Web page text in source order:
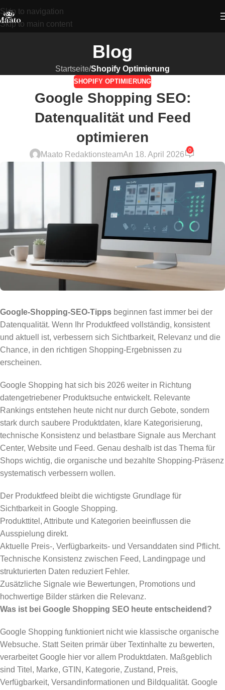
Skip to navigation
Skip to main content
Blog
Startseite/Shopify Optimierung
SHOPIFY OPTIMIERUNG
Google Shopping SEO:
Datenqualität und Feed
optimieren
Maato RedaktionsteamAn 18. April 2026
0
Google-Shopping-SEO-Tipps beginnen fast immer bei der
Datenqualität. Wenn Ihr Produktfeed vollständig, konsistent
und aktuell ist, verbessern sich Sichtbarkeit, Relevanz und die
Chance, in den richtigen Shopping-Ergebnissen zu
erscheinen.
Google Shopping hat sich bis 2026 weiter in Richtung
datengetriebener Produktsuche entwickelt. Relevante
Rankings entstehen heute nicht nur durch Gebote, sondern
stark durch saubere Produktdaten, klare Kategorisierung,
technische Konsistenz und belastbare Signale aus Merchant
Center, Website und Feed. Genau deshalb ist das Thema für
Shops wichtig, die organische und bezahlte Shopping-Präsenz
systematisch verbessern wollen.
Der Produktfeed bleibt die wichtigste Grundlage für
Sichtbarkeit in Google Shopping.
Produkttitel, Attribute und Kategorien beeinflussen die
Ausspielung direkt.
Aktuelle Preis-, Verfügbarkeits- und Versanddaten sind Pflicht.
Technische Konsistenz zwischen Feed, Landingpage und
strukturierten Daten reduziert Fehler.
Zusätzliche Signale wie Bewertungen, Promotions und
hochwertige Bilder stärken die Relevanz.
Was ist bei Google Shopping SEO heute entscheidend?
Google Shopping funktioniert nicht wie klassische organische
Websuche. Statt Seiten primär über Textinhalte zu bewerten,
verarbeitet Google hier vor allem Produktdaten. Maßgeblich
sind Titel, Marke, GTIN, Kategorie, Zustand, Preis,
Verfügbarkeit, Versandinformationen und Bildqualität. Google